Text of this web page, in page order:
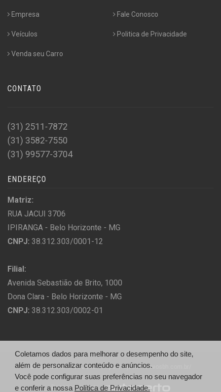
Empresa
Veículos
Venda seu Carro
Fale Conosco
Politica de Privacidade
CONTATO
(31) 2511-7872
(31) 3582-7550
(31) 99577-3704
ENDEREÇO
Matriz:
RUA JACUI 3706
IPIRANGA - Belo Horizonte - MG
CNPJ: 38.312.303/0001-12
Filial:
Avenida Sebastião de Brito, 1000
Dona Clara - Belo Horizonte - MG
CNPJ: 38.312.303/0002-01
© Raja Seminovos Jacui - https://rajaseminovosbh.com.br/
Desenvolvido por
Coletamos dados para melhorar o desempenho do site,
além de personalizar conteúdo e anúncios.
Você pode configurar suas preferências no seu navegador
e conferir a nossa Política de Privacidade.